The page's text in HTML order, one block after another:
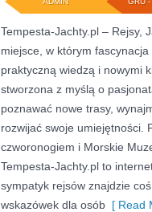
Tempesta-Jachty.pl – Rejsy,
miejsce, w którym
praktyczną wiedzą i nowymi
stworzona z myślą o
poznawać nowe trasy,
rozwijać swoje umiejętności.
czworonogiem i Morskie
Tempesta-Jachty.pl to
sympatyk rejsów znajdzie
wskazówek dla osób [ Read